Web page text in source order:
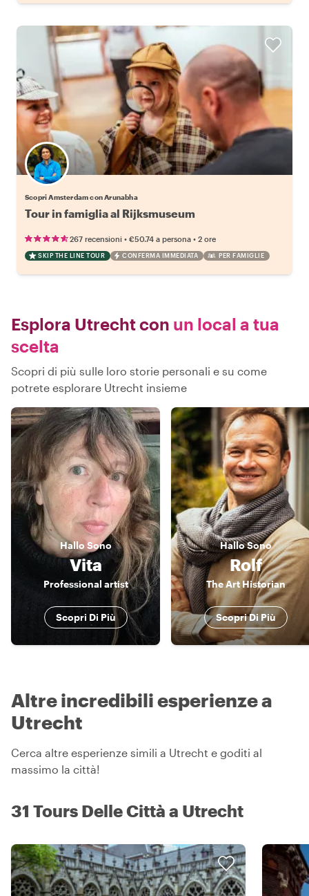
Scopri Amsterdam con Arunabha
Tour in famiglia al Rijksmuseum
267 recensioni • €50.74 a persona • 2 ore
SKIP THE LINE TOUR CONFERMA IMMEDIATA PER FAMIGLIE
Esplora Utrecht con un local a tua
scelta
Scopri di più sulle loro storie personali e su come
potrete esplorare Utrecht insieme
Hallo Sono
Vita
Professional artist
Scopri Di Più
HalloSono
Rolf
The Art Historian
Scopri Di Più
Altre incredibili esperienze a
Utrecht
Cerca altre esperienze simili a Utrecht e goditi al
massimo la città!
31 Tours Delle Città a Utrecht